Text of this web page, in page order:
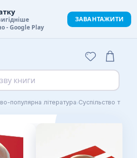
книги
популярна література›Суспільство та
- Google Play
ЗАВАНТАЖИТИ